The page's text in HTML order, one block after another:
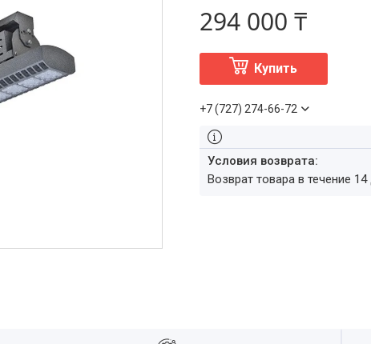
294 000 ₸
Купить
+7 (727) 274-66-72
возврат товара в течение